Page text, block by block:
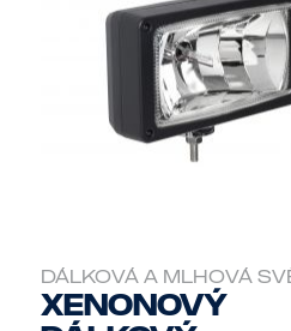
DÁLKOVÁ A MLHOVÁ
Xenonový